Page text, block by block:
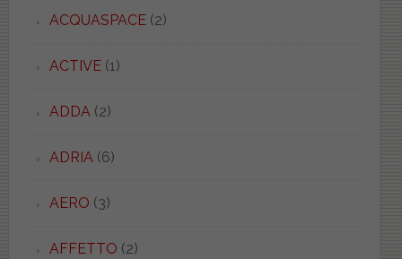
ACQUASPACE(2)
ACTIVE(1)
ADDA(2)
ADRIA(6)
AERO (3)
AFFETTO (2)